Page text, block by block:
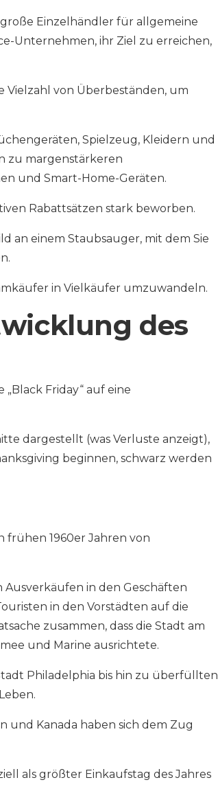
Einzelhändler für allgemeine
Unternehmen, ihr Ziel zu erreichen,
Vielzahl von Überbeständen, um
Spielzeug, Kleidern und
zu margenstärkeren
und Smart-Home-Geräten.
Rabattsätzen stark beworben.
an einem Staubsauger, mit dem Sie
in Vielkäufer umzuwandeln.
des
Friday“ auf eine
dargestellt (was Verluste anzeigt),
beginnen, schwarz werden
frühen 1960er Jahren von
Ausverkäufen in den Geschäften
in den Vorstädten auf die
zusammen, dass die Stadt am
und Marine ausrichtete.
Philadelphia bis hin zu überfüllten
und Kanada haben sich dem Zug
als größter Einkaufstag des Jahres